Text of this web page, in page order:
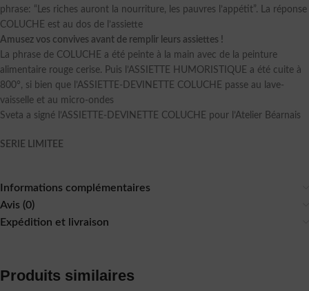
phrase: “Les riches auront la nourriture, les pauvres l’appétit”. La réponse
COLUCHE est au dos de l’assiette
Amusez vos convives avant de remplir leurs assiettes !
La phrase de COLUCHE a été peinte à la main avec de la peinture
alimentaire rouge cerise. Puis l’ASSIETTE HUMORISTIQUE a été cuite à
800°, si bien que l’ASSIETTE-DEVINETTE COLUCHE passe au lave-
vaisselle et au micro-ondes
Sveta a signé l’ASSIETTE-DEVINETTE COLUCHE pour l’Atelier Béarnais
SERIE LIMITEE
Informations complémentaires
Avis (0)
Expédition et livraison
Produits similaires